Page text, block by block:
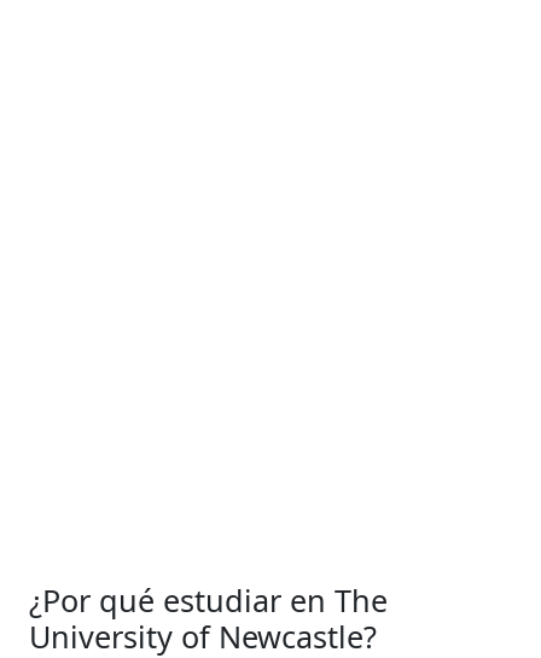
¿Por qué estudiar en The
University of Newcastle?